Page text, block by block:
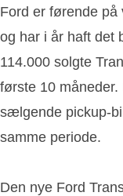
Ford er førende på
og har i år haft det
114.000 solgte
første 10
sælgende pickup-
samme periode.
Den nye Ford